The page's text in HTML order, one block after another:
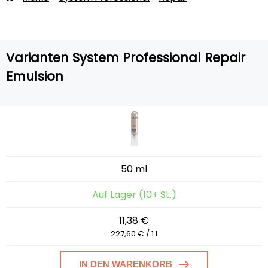
Varianten System Professional Repair
Emulsion
50 ml
Auf Lager (10+ St.)
11,38 €
227,60 € / 1 l
IN DEN WARENKORB